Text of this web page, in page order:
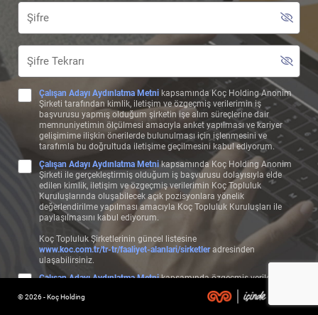
Çalışan Adayı Aydınlatma Metni kapsamında Koç Holding Anonim
Şirketi tarafından kimlik, iletişim ve özgeçmiş verilerimin iş
başvurusu yapmış olduğum şirketin işe alım süreçlerine dair
memnuniyetimin ölçülmesi amacıyla anket yapılması ve kariyer
gelişimime ilişkin önerilerde bulunulması için işlenmesini ve
tarafımla bu doğrultuda iletişime geçilmesini kabul ediyorum.
Çalışan Adayı Aydınlatma Metnikapsamında Koç Holding Anonim
Şirketi ile gerçekleştirmiş olduğum iş başvurusu dolayısıyla elde
edilen kimlik, iletişim ve özgeçmiş verilerimin Koç Topluluk
Kuruluşlarında oluşabilecek açık pozisyonlara yönelik
değerlendirilme yapılması amacıyla Koç Topluluk Kuruluşları ile
paylaşılmasını kabul ediyorum.
Koç Topluluk Şirketlerinin güncel listesine
www.koc.com.tr/tr-tr/faaliyet-alanlari/sirketleradresinden
ulaşabilirsiniz.
Çalışan Adayı Aydınlatma Metnikapsamında özgeçmiş verilerimin,
başvuru bilgilerime uygun olan pozisyonlarda değerlendirilebilmem
ve bu çerçeve özgeçmişime uygun şekilde test, görüşme, form ve
© 2026 - Koç Holding